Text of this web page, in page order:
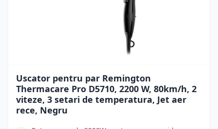
Uscator pentru par Remington
Thermacare Pro D5710, 2200 W, 80km/h, 2
viteze, 3 setari de temperatura, Jet aer
rece, Negru